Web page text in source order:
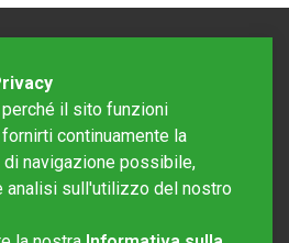
il sito funzioni
continuamente la
navigazione possibile,
analisi sull'utilizzo del nostro